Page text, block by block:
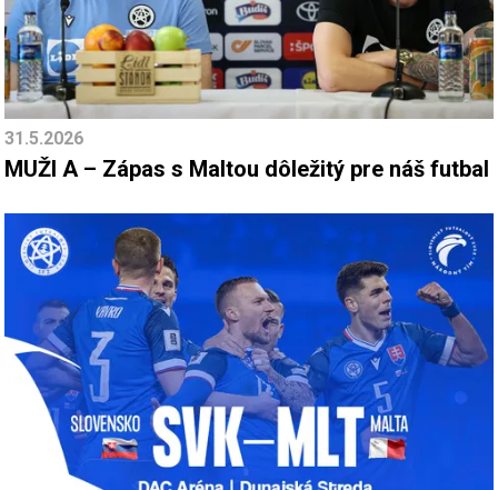
31.5.2026
MUŽI A – Zápas s Maltou dôležitý pre náš futbal